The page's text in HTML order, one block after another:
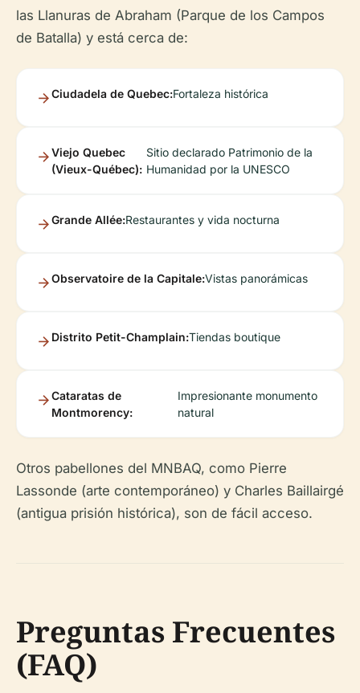
las Llanuras de Abraham (Parque de los Campos
de Batalla) y está cerca de:
Ciudadela de Quebec:Fortaleza histórica
Viejo Quebec
(Vieux-Québec):
Sitio declarado Patrimonio de la
Humanidad por la UNESCO
Grande Allée:Restaurantes y vida nocturna
Observatoire de la Capitale:Vistas panorámicas
Distrito Petit-Champlain:Tiendas boutique
Cataratas de
Montmorency:
Impresionante monumento
natural
Otros pabellones del MNBAQ, como Pierre
Lassonde (arte contemporáneo) y Charles Baillairgé
(antigua prisión histórica), son de fácil acceso.
Preguntas Frecuentes
(FAQ)